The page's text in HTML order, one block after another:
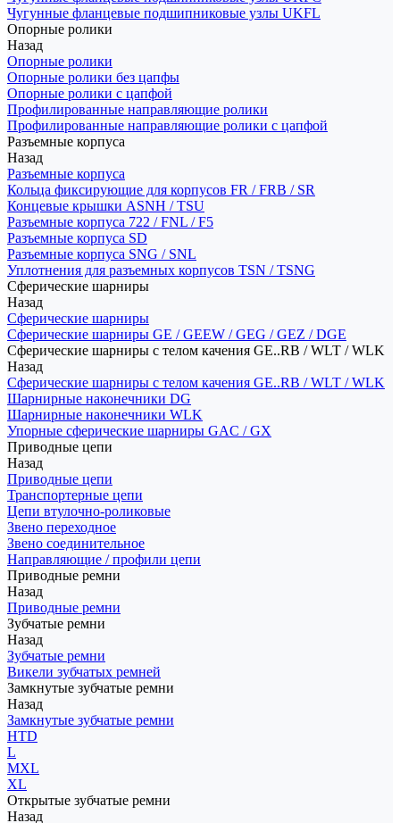
Чугунные фланцевые подшипниковые узлы UKFL
Опорные ролики
Назад
Опорные ролики
Опорные ролики без цапфы
Опорные ролики с цапфой
Профилированные направляющие ролики
Профилированные направляющие ролики с цапфой
Разъемные корпуса
Назад
Разъемные корпуса
Кольца фиксирующие для корпусов FR / FRB / SR
Концевые крышки ASNH / TSU
Разъемные корпуса 722 / FNL / F5
Разъемные корпуса SD
Разъемные корпуса SNG / SNL
Уплотнения для разъемных корпусов TSN / TSNG
Сферические шарниры
Назад
Сферические шарниры
Сферические шарниры GE / GEEW / GEG / GEZ / DGE
Сферические шарниры с телом качения GE..RB / WLT / WLK
Назад
Сферические шарниры с телом качения GE..RB / WLT / WLK
Шарнирные наконечники DG
Шарнирные наконечники WLK
Упорные сферические шарниры GAC / GX
Приводные цепи
Назад
Приводные цепи
Транспортерные цепи
Цепи втулочно-роликовые
Звено переходное
Звено соединительное
Направляющие / профили цепи
Приводные ремни
Назад
Приводные ремни
Зубчатые ремни
Назад
Зубчатые ремни
Викели зубчатых ремней
Замкнутые зубчатые ремни
Назад
Замкнутые зубчатые ремни
HTD
L
MXL
XL
Открытые зубчатые ремни
Назад